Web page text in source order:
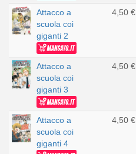
Attacco a
scuola coi
giganti 2
4,50 €
Attacco a
scuola coi
giganti 3
4,50 €
Attacco a
scuola coi
giganti 4
4,50 €